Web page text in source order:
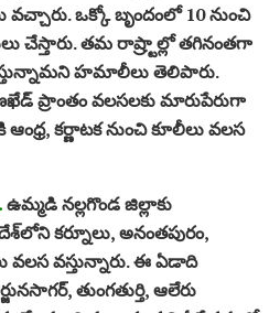
ఒక్కో బృందంలో 10 నుంచి
చేస్తారు. తమ రాష్ర్టాల్లో తగినంతగా
హమాలీలు తెలిపారు.
ప్రాంతం వలసలకు మారుపేరుగా
కర్ణాటక నుంచి కూలీలు వలస
ఉమ్మడి నల్లగొండ జిల్లాకు
కర్నూలు, అనంతపురం,
వలస వస్తున్నారు. ఈ ఏడాది
తుంగతుర్తి, ఆలేరు